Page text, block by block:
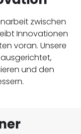
zwischen
Innovationen
voran. Unsere
und den